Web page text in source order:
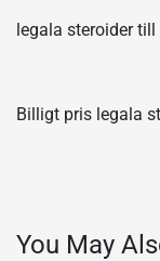
legala steroider till
Billigt pris legala
You May